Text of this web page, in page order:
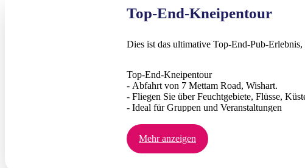
Top-End-Kneipentour
Dies ist das ultimative Top-End-Pub-
Top-End-Kneipentour
- Abfahrt von 7 Mettam Road, Wishart.
- Fliegen Sie über Feuchtgebiete, Flüsse,
- Ideal für Gruppen und Veranstaltungen
- Alkohol nicht inbegriffen.
Mehr anzeigen